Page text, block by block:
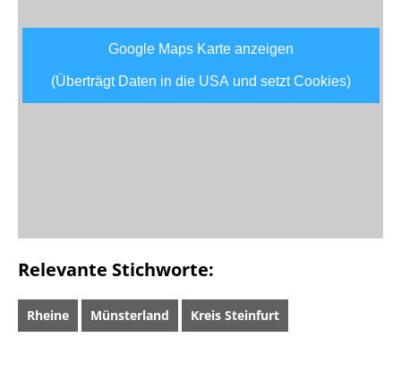
Google Maps Karte anzeigen
(Überträgt Daten in die USA und setzt Cookies)
Relevante Stichworte:
Rheine Münsterland Kreis Steinfurt